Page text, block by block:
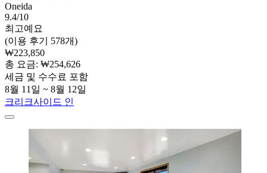
Oneida
9.4/10
최고예요
(이용 후기 578개)
₩223,850
총 요금: ₩254,626
세금 및 수수료 포함
8월 11일 ~ 8월 12일
크리크사이드 인